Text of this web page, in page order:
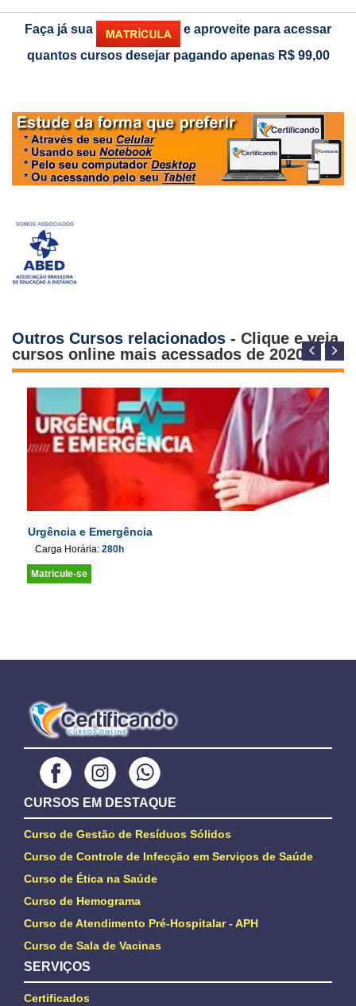
Faça já sua
e aproveite para acessar
quantos cursos desejar pagando apenas R$ 99,00
Outros Cursos relacionados - Clique e veja
cursos online mais acessados de 2020
Urgência e Emergência
Carga Horária: 280h
Matricule-se
CURSOS EM DESTAQUE
Curso de Gestão de Resíduos Sólidos
Curso de Controle de Infecção em Serviços de Saúde
Curso de Ética na Saúde
Curso de Hemograma
Curso de Atendimento Pré-Hospitalar - APH
Curso de Sala de Vacinas
SERVIÇOS
Certificados